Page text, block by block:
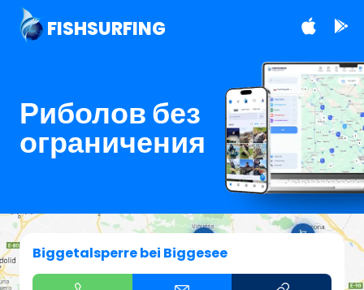
FISHSURFING
Риболов без
ограничения
Biggetalsperre bei Biggesee